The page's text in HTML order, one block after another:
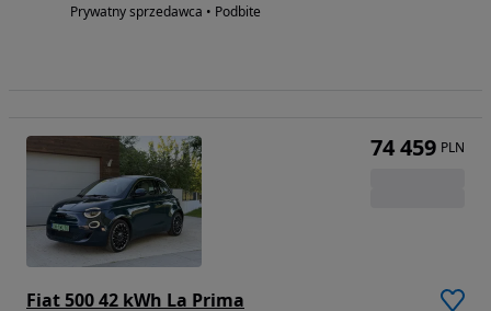
Prywatny sprzedawca • Podbite
Fiat 500 42 kWh La Prima
74 459 PLN